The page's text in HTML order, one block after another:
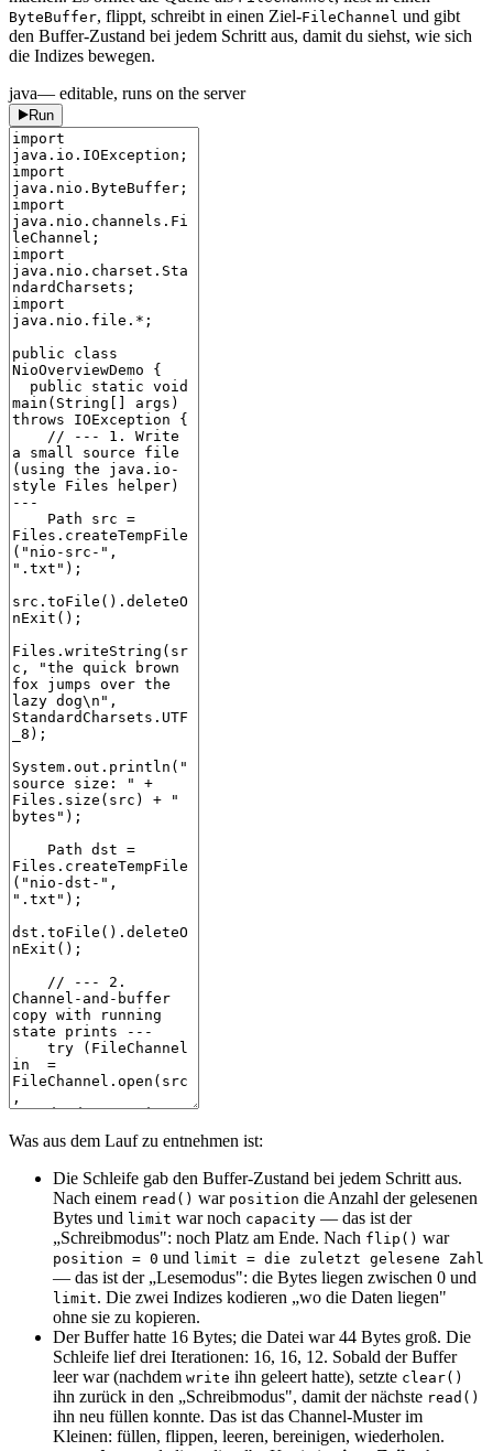
ByteBuffer, flippt, schreibt in einen Ziel-FileChannel und gibt
den Buffer-Zustand bei jedem Schritt aus, damit du siehst, wie sich
die Indizes bewegen.
java— editable, runs on the server
Run
Was aus dem Lauf zu entnehmen ist:
Die Schleife gab den Buffer-Zustand bei jedem Schritt aus.
Nach einem read() war position die Anzahl der gelesenen
Bytes und limit war noch capacity — das ist der
„Schreibmodus": noch Platz am Ende. Nach flip() war
position = 0 und limit = die zuletzt gelesene Zahl
— das ist der „Lesemodus": die Bytes liegen zwischen 0 und
limit. Die zwei Indizes kodieren „wo die Daten liegen"
ohne sie zu kopieren.
Der Buffer hatte 16 Bytes; die Datei war 44 Bytes groß. Die
Schleife lief drei Iterationen: 16, 16, 12. Sobald der Buffer
leer war (nachdem write ihn geleert hatte), setzte clear()
ihn zurück in den „Schreibmodus", damit der nächste read()
ihn neu füllen konnte. Das ist das Channel-Muster im
Kleinen: füllen, flippen, leeren, bereinigen, wiederholen.